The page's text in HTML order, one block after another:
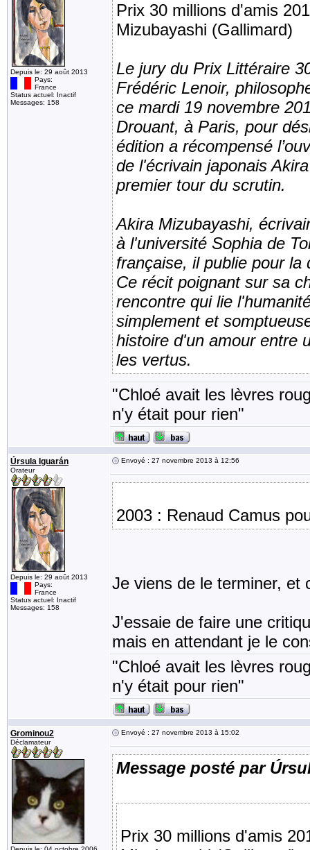
Depuis le: 29 août 2013
Pays:
France
Status actuel: Inactif
Messages: 158
Prix 30 millions d'amis
Mizubayashi (Gallimard)
Le jury du Prix Littéraire
Frédéric Lenoir,
ce mardi 19 novembre
Drouant, à Paris, pour
édition a récompensé
de l'écrivain japonais
premier tour du scrutin.
Akira Mizubayashi,
à l'université Sophia de
française, il publie pour
Ce récit poignant sur sa
rencontre qui lie
simplement et
histoire d'un amour entre
les vertus.
"Chloé avait les lèvres
n'y était pour rien"
Úrsula Iguarán
Orateur
Depuis le: 29 août 2013
Pays:
France
Status actuel: Inactif
Messages: 158
Envoyé : 27 novembre 2013 à 12:56
2003 : Renaud Camus
Je viens de le terminer, et
J'essaie de faire une
mais en attendant je le
"Chloé avait les lèvres
n'y était pour rien"
Grominou2
Déclamateur
Envoyé : 27 novembre 2013 à 15:02
Message posté par
Prix 30 millions d'amis